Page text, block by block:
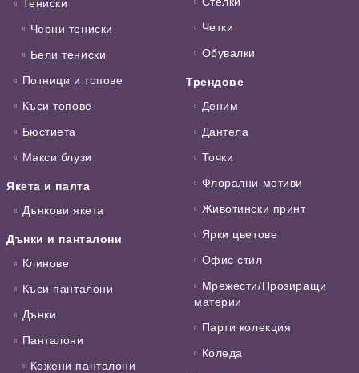
Тениски
Черни тениски
Бели тениски
Потници и топове
Къси топове
Бюстиета
Макси блузи
Якета и палта
Дънкови якета
Дънки и панталони
Клинове
Къси панталони
Дънки
Панталони
Кожени панталони
Четки
Обувалки
Трендове
Деним
Дантела
Точки
Флорални мотиви
Животински принт
Ярки цветове
Офис стил
Мрежести/Прозиращи
материи
Парти колекция
Коледа